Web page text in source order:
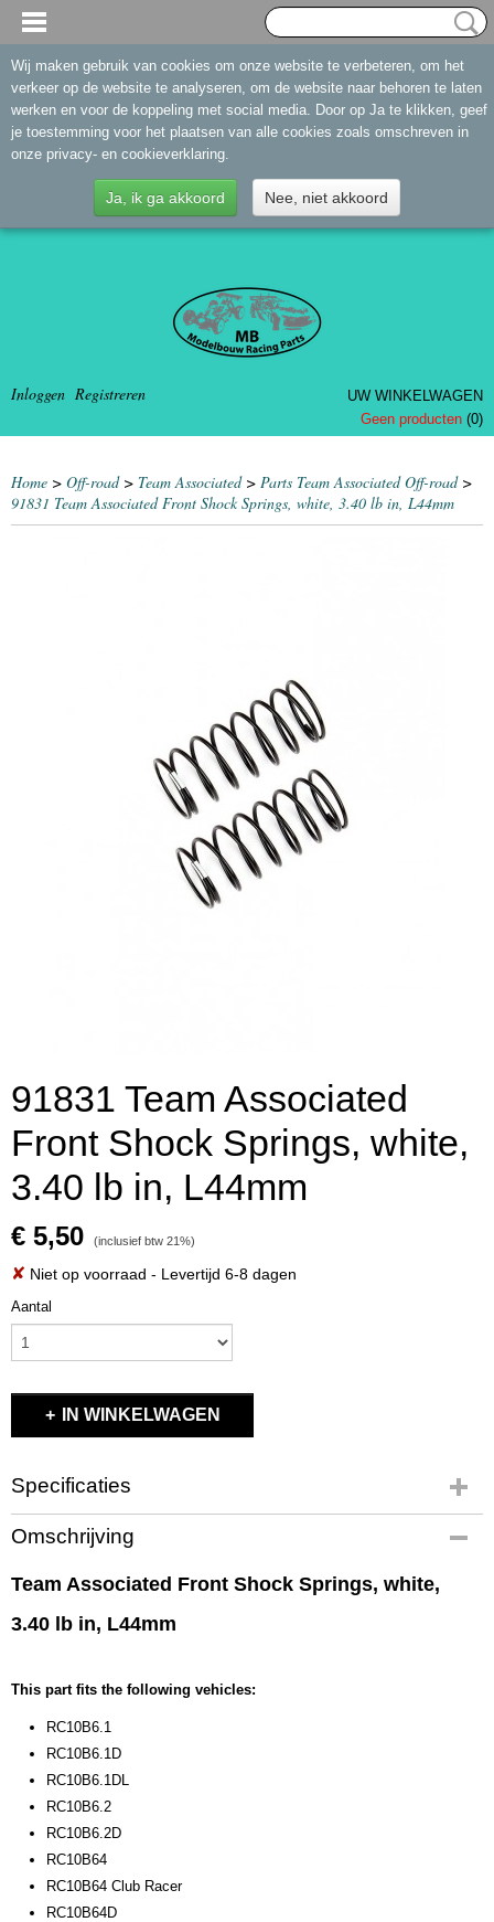
Inloggen Registreren
UW WINKELWAGEN
Geen producten (0)
Home > Off-road> Team Associated> Parts Team Associated Off-road>
91831 Team Associated Front Shock Springs, white, 3.40 lb in, L44mm
91831 Team Associated
Front Shock Springs, white,
3.40 lb in, L44mm
€ 5,50 (inclusief btw 21%)
✘ Niet op voorraad - Levertijd 6-8 dagen
Aantal
IN WINKELWAGEN
Specificaties
Productcode
91831
EAN code
Productcode leverancier
0,10 Kg
Omschrijving
Team Associated Front Shock Springs, white,
3.40 lb in, L44mm
This part fits the following vehicles:
RC10B6.1
RC10B6.1D
RC10B6.1DL
RC10B6.2
RC10B6.2D
RC10B64
RC10B64 Club Racer
RC10B64D
Wij maken gebruik van cookies om onze website te verbeteren, om het
verkeer op de website te analyseren, om de website naar behoren te laten
werken en voor de koppeling met social media. Door op Ja te klikken, geef
je toestemming voor het plaatsen van alle cookies zoals omschreven in
onze privacy- en cookieverklaring.
Ja, ik ga akkoord Nee, niet akkoord